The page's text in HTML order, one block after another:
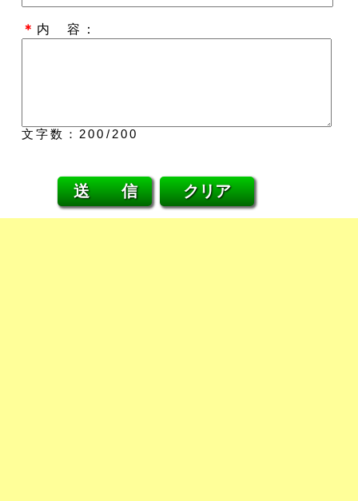
＊ 内 容：
文字数： 200 /200